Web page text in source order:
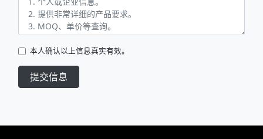
本人确认以上信息真实有效。
提交信息